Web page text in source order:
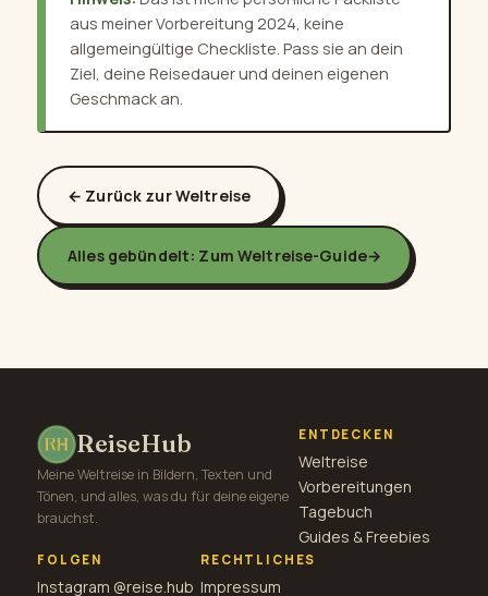
aus meiner Vorbereitung 2024, keine
allgemeingültige Checkliste. Pass sie an dein
Ziel, deine Reisedauer und deinen eigenen
Geschmack an.
← Zurück zur Weltreise
Alles gebündelt: Zum Weltreise-Guide→
ReiseHub
Meine Weltreise in Bildern, Texten und
Tönen, und alles, was du für deine eigene
brauchst.
ENTDECKEN
Weltreise
Vorbereitungen
Tagebuch
Guides & Freebies
FOLGEN
Instagram @reise.hub
RECHTLICHES
Impressum